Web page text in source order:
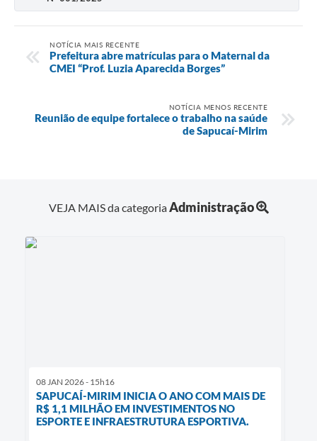
NOTÍCIA MAIS RECENTE
Prefeitura abre matrículas para o Maternal da
CMEI “Prof. Luzia Aparecida Borges”
NOTÍCIA MENOS RECENTE
Reunião de equipe fortalece o trabalho na saúde
de Sapucaí-Mirim
VEJA MAIS da categoriaAdministração
08 JAN 2026 - 15h16
SAPUCAÍ-MIRIM INICIA O ANO COM MAIS DE
R$ 1,1 MILHÃO EM INVESTIMENTOS NO
ESPORTE E INFRAESTRUTURA ESPORTIVA.